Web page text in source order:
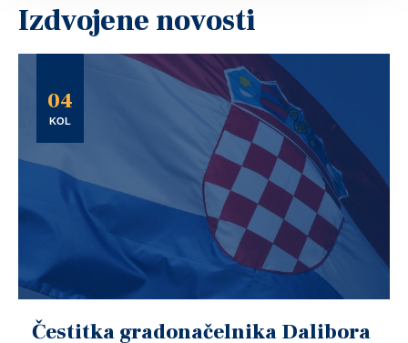
Izdvojene novosti
04
KOL
Čestitka gradonačelnika Dalibora